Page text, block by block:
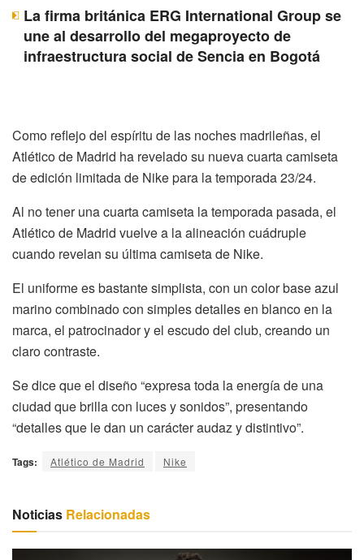
La firma británica ERG International Group se
une al desarrollo del megaproyecto de
infraestructura social de Sencia en Bogotá
Como reflejo del espíritu de las noches madrileñas, el
Atlético de Madrid ha revelado su nueva cuarta camiseta
de edición limitada de Nike para la temporada 23/24.
Al no tener una cuarta camiseta la temporada pasada, el
Atlético de Madrid vuelve a la alineación cuádruple
cuando revelan su última camiseta de Nike.
El uniforme es bastante simplista, con un color base azul
marino combinado con simples detalles en blanco en la
marca, el patrocinador y el escudo del club, creando un
claro contraste.
Se dice que el diseño “expresa toda la energía de una
ciudad que brilla con luces y sonidos”, presentando
“detalles que le dan un carácter audaz y distintivo”.
Tags: Atlético de Madrid Nike
Noticias Relacionadas